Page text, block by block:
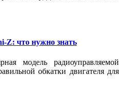
Z: что нужно знать
модель радиоуправляемой
обкатки двигателя для